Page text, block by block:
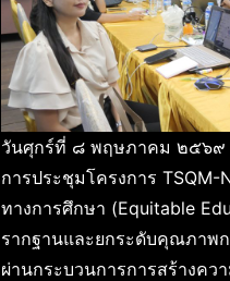
วันศุกร์ที่ ๘ พฤษภาคม ๒๕๖๙
การประชุมโครงการ
ทางการศึกษา (Equitable
รากฐานและยกระดับคุณภาพก
ผ่านกระบวนการการสร้างคว